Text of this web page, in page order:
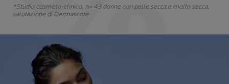
*Studio cosmeto-clinico, n= 43 donne con pelle secca e molto secca,
valutazione di Dermascore